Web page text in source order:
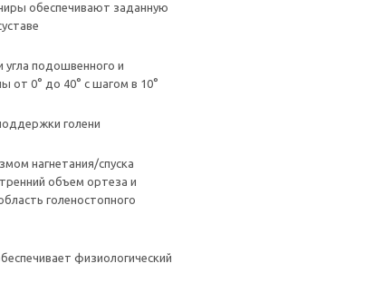
обеспечивают заданную
угла подошвенного и
от 0° до 40° с шагом в 10°
голени
нагнетания/спуска
объем ортеза и
голеностопного
физиологический